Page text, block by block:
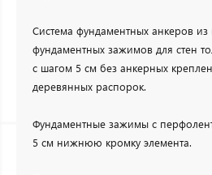
Система фундаментных анкеров из
фундаментных зажимов для стен
с шагом 5 см без анкерных
деревянных распорок.
Фундаментные зажимы с
5 см нижнюю кромку элемента.